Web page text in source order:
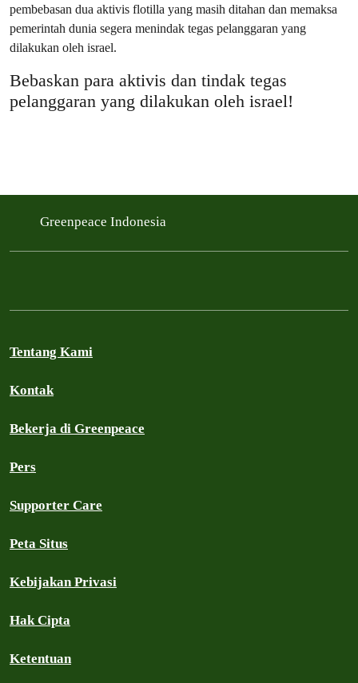
pembebasan dua aktivis flotilla yang masih ditahan dan memaksa
pemerintah dunia segera menindak tegas pelanggaran yang
dilakukan oleh israel.
Bebaskan para aktivis dan tindak tegas
pelanggaran yang dilakukan oleh israel!
Greenpeace Indonesia
Tentang Kami
Kontak
Bekerja di Greenpeace
Pers
Supporter Care
Peta Situs
Kebijakan Privasi
Hak Cipta
Ketentuan